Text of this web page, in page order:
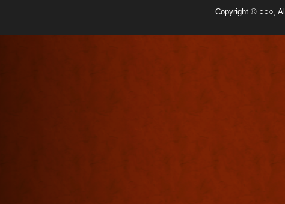
Copyright © ○○○,